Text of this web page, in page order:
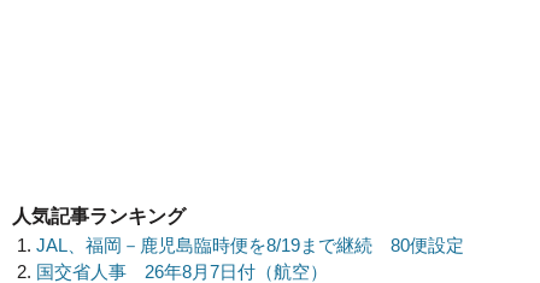
人気記事ランキング
JAL、福岡－鹿児島臨時便を8/19まで継続 80便設定
国交省人事 26年8月7日付（航空）